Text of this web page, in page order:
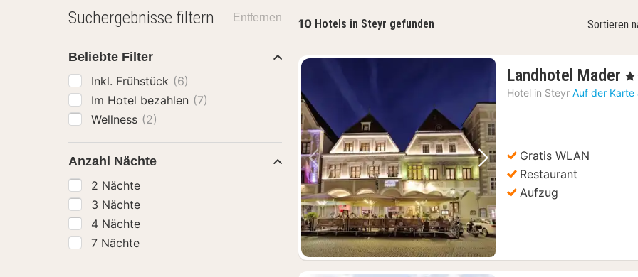
10 Hotels in Steyr gefunden Sortieren
Vorheriges Bild Nächstes Bild
Landhotel Mader 1
, 4
Hotel in Steyr Auf der Karte
Gratis WLAN
Restaurant
Aufzug
Suchergebnisse filtern Entfernen
Beliebte Filter
Inkl. Frühstück (6)
Im Hotel bezahlen (7)
Wellness (2)
Anzahl Nächte
2 Nächte
3 Nächte
4 Nächte
7 Nächte